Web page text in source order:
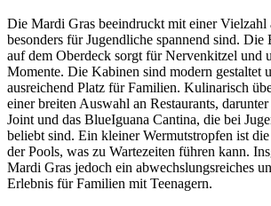
Die Mardi Gras beeindruckt mit einer Vielzahl
besonders für Jugendliche spannend sind.
auf dem Oberdeck sorgt für Nervenkitzel und
Momente. Die Kabinen sind modern gestaltet
ausreichend Platz für Familien. Kulinarisch
einer breiten Auswahl an Restaurants,
Joint und das BlueIguana Cantina, die bei
beliebt sind. Ein kleiner Wermutstropfen ist
der Pools, was zu Wartezeiten führen kann.
Mardi Gras jedoch ein abwechslungsreiches
Erlebnis für Familien mit Teenagern.